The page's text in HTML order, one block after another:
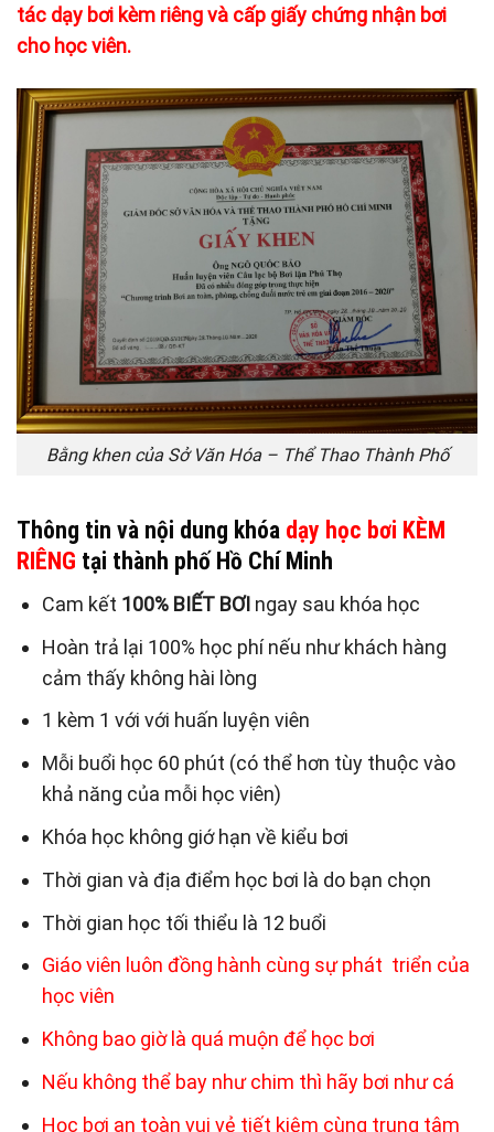
tác dạy bơi kèm riêng và cấp giấy chứng nhận bơi
cho học viên.
Bằng khen của Sở Văn Hóa – Thể Thao Thành Phố
Thông tin và nội dung khóa dạy học bơi KÈM
RIÊNG tại thành phố Hồ Chí Minh
Cam kết 100% BIẾT BƠI ngay sau khóa học
Hoàn trả lại 100% học phí nếu như khách hàng
cảm thấy không hài lòng
1 kèm 1 với với huấn luyện viên
Mỗi buổi học 60 phút (có thể hơn tùy thuộc vào
khả năng của mỗi học viên)
Khóa học không giớ hạn về kiểu bơi
Thời gian và địa điểm học bơi là do bạn chọn
Thời gian học tối thiểu là 12 buổi
Giáo viên luôn đồng hành cùng sự phát triển của
học viên
Không bao giờ là quá muộn để học bơi
Nếu không thể bay như chim thì hãy bơi như cá
Học bơi an toàn vui vẻ tiết kiệm cùng trung tâm